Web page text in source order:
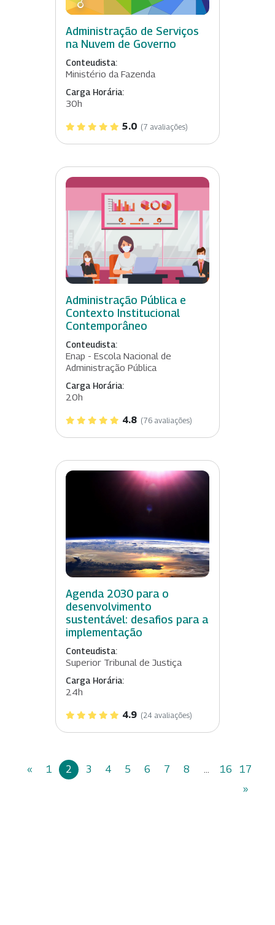
Administração de Serviços
na Nuvem de Governo
Conteudista:
Ministério da Fazenda
Carga Horária:
30h
5.0 (7 avaliações)
Administração Pública e
Contexto Institucional
Contemporâneo
Conteudista:
Enap - Escola Nacional de
Administração Pública
Carga Horária:
20h
4.8 (76 avaliações)
Agenda 2030 para o
desenvolvimento
sustentável: desafios para a
implementação
Conteudista:
Superior Tribunal de Justiça
Carga Horária:
24h
4.9 (24 avaliações)
« 1 2 3 4 5 6 7 8 ... 16
17
»